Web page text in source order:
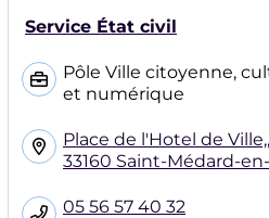
Service État civil
Pôle Ville citoyenne,
et numérique
Place de l'Hotel de Ville,,
33160 Saint-Médard-
05 56 57 40 32